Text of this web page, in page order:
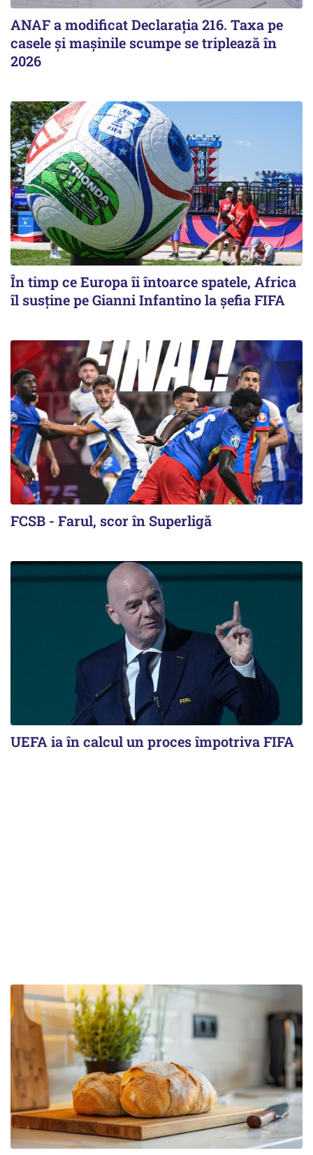
ANAF a modificat Declarația 216. Taxa pe
casele și mașinile scumpe se triplează în
2026
În timp ce Europa îi întoarce spatele, Africa
îl susține pe Gianni Infantino la șefia FIFA
FCSB - Farul, scor în Superligă
UEFA ia în calcul un proces împotriva FIFA